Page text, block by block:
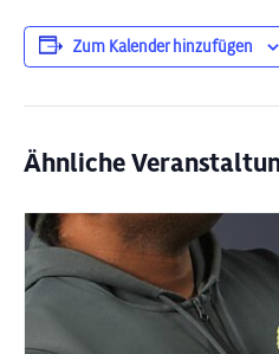
Zum Kalender hinzufügen
Ähnliche